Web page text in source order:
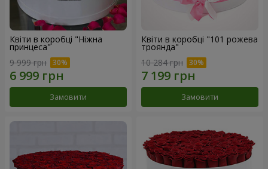
Квіти в коробці "Ніжна
принцеса"
9 999 грн
Замовити
Квіти в коробці "101 рожева
троянда"
10 284 грн
Замовити